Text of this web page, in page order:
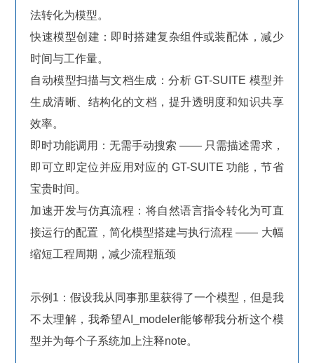
法转化为模型。
快速模型创建：即时搭建复杂组件或装配体，减少
时间与工作量。
自动模型扫描与文档生成：分析 GT-SUITE 模型并
生成清晰、结构化的文档，提升透明度和知识共享
效率。
即时功能调用：无需手动搜索 —— 只需描述需求，
即可立即定位并应用对应的 GT-SUITE 功能，节省
宝贵时间。
加速开发与仿真流程：将自然语言指令转化为可直
接运行的配置，简化模型搭建与执行流程 —— 大幅
缩短工程周期，减少流程瓶颈
示例1：假设我从同事那里获得了一个模型，但是我
不太理解，我希望AI_modeler能够帮我分析这个模
型并为每个子系统加上注释note。